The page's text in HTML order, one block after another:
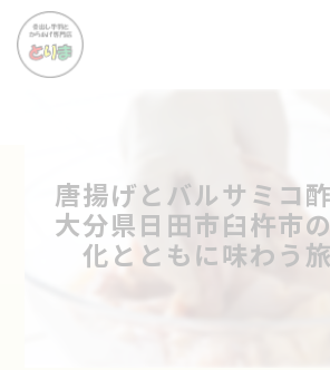
唐揚げとバルサミコ
大分県日田市臼杵市
化とともに味わう